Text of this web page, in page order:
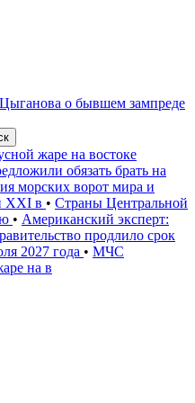
о бывшем зампреде
жаре на востоке
обязать брать на
морских ворот мира и
XXI в • Страны Центральной
• Американский эксперт:
продлило срок
2027 года • МЧС
на в